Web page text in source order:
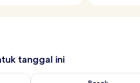
tanggal ini
ini Agu 6 - Agu 7
Periksa ketersediaan untuk